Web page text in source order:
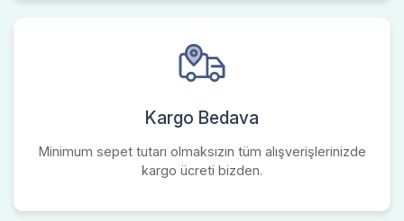
Kargo Bedava
Minimum sepet tutarı olmaksızın tüm alışverişlerinizde
kargo ücreti bizden.